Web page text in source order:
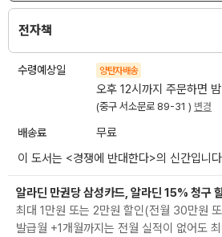
전자책
수령예상일 양탄자배송
오후 12시까지 주문하면 밤
(중구 서소문로 89-31 ) 변경
배송료
무료
이 도서는 <경쟁에 반대한다>의 신간입니
알라딘 만권당 삼성카드, 알라딘 15% 청구
최대 1만원 또는 2만원 할인(전월 30만원
발급월 +1개월까지는 전월 실적이 없어도